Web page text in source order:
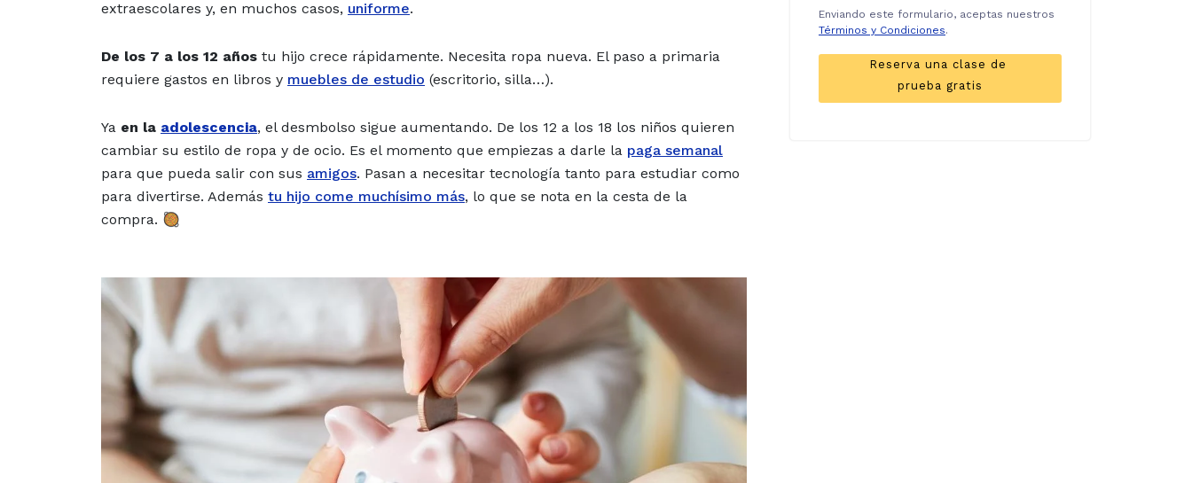
extraescolares y, en muchos casos, uniforme.
De los 7 a los 12 años tu hijo crece rápidamente. Necesita ropa nueva. El paso a primaria
requiere gastos en libros y muebles de estudio (escritorio, silla…).
Ya en la adolescencia, el desmbolso sigue aumentando. De los 12 a los 18 los niños quieren
cambiar su estilo de ropa y de ocio. Es el momento que empiezas a darle la paga semanal
para que pueda salir con sus amigos. Pasan a necesitar tecnología tanto para estudiar como
para divertirse. Además tu hijo come muchísimo más, lo que se nota en la cesta de la
compra. 🥘
Enviando este formulario, aceptas nuestros
Términos y Condiciones.